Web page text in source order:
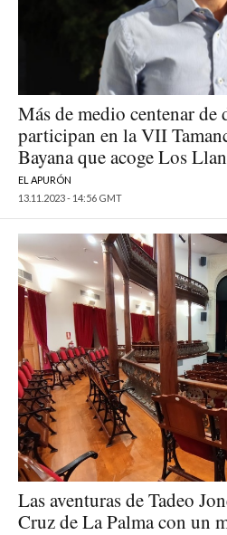
Más de medio centenar de
participan en la VII
Bayana que acoge Los
EL APURÓN
13.11.2023 - 14:56 GMT
Las aventuras de Tadeo
Cruz de La Palma con un